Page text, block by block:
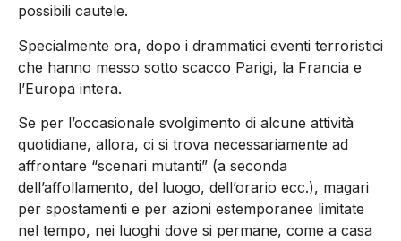
possibili cautele.
Specialmente ora, dopo i drammatici eventi terroristici
che hanno messo sotto scacco Parigi, la Francia e
l’Europa intera.
Se per l’occasionale svolgimento di alcune attività
quotidiane, allora, ci si trova necessariamente ad
affrontare “scenari mutanti” (a seconda
dell’affollamento, del luogo, dell’orario ecc.), magari
per spostamenti e per azioni estemporanee limitate
nel tempo, nei luoghi dove si permane, come a casa